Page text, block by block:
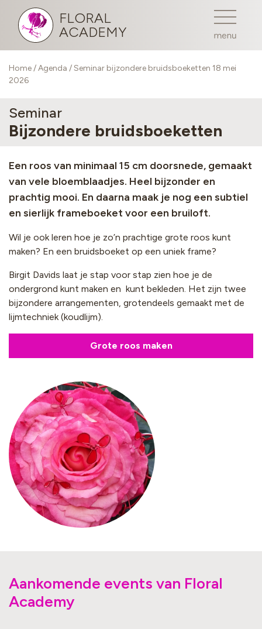
FLORAL
ACADEMY
Home/Agenda / Seminar bijzondere bruidsboeketten 18 mei
2026
Seminar
Bijzondere bruidsboeketten
Een roos van minimaal 15 cm doorsnede, gemaakt
van vele bloemblaadjes. Heel bijzonder en
prachtig mooi. En daarna maak je nog een subtiel
en sierlijk frameboeket voor een bruiloft.
Wil je ook leren hoe je zo’n prachtige grote roos kunt
maken? En een bruidsboeket op een uniek frame?
Birgit Davids laat je stap voor stap zien hoe je de
ondergrond kunt maken en kunt bekleden. Het zijn twee
bijzondere arrangementen, grotendeels gemaakt met de
lijmtechniek (koudlijm).
Grote roos maken
Aankomende events van Floral
Academy